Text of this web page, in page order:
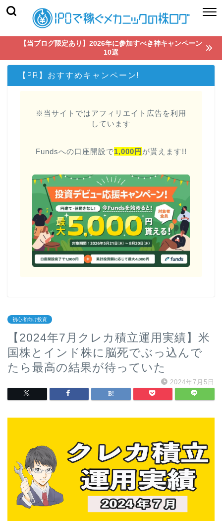
【当ブログ限定あり】2026年に参加すべき神キャンペーン
10選
【PR】おすすめキャンペーン!!
※当サイトではアフィリエイト広告を利用
しています
Fundsへの口座開設で1,000円 が貰えます!!
初心者向け投資
【2024年7月クレカ積立運用実績】米
国株とインド株に脳死でぶっ込んで
たら最高の結果が待っていた
2024年7月5日